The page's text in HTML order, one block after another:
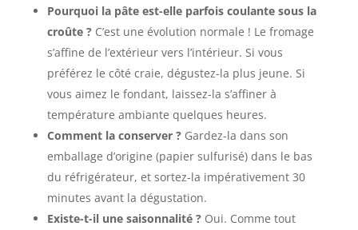
Pourquoi la pâte est-elle parfois coulante sous la
croûte ?C’est une évolution normale ! Le fromage
s’affine de l’extérieur vers l’intérieur. Si vous
préférez le côté craie, dégustez-la plus jeune. Si
vous aimez le fondant, laissez-la s’affiner à
température ambiante quelques heures.
Comment la conserver ?Gardez-la dans son
emballage d’origine (papier sulfurisé) dans le bas
du réfrigérateur, et sortez-la impérativement 30
minutes avant la dégustation.
Existe-t-il une saisonnalité ?Oui. Comme tout